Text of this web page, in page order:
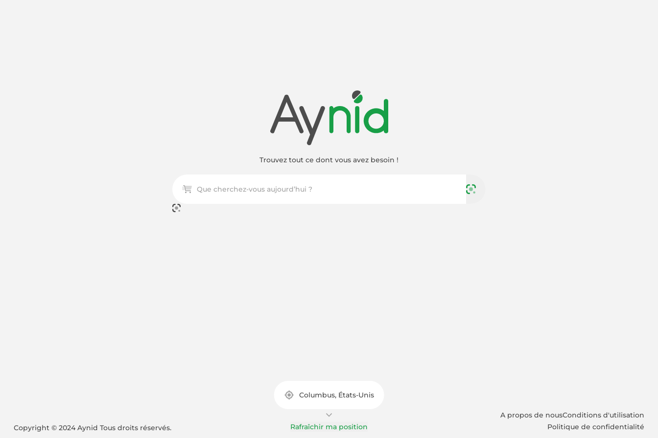
Trouvez tout ce dont vous avez besoin !
Columbus, États-Unis
Rafraîchir ma position
A propos de nousConditions d'utilisation
Politique de confidentialité
Copyright © 2024 Aynid Tous droits réservés.